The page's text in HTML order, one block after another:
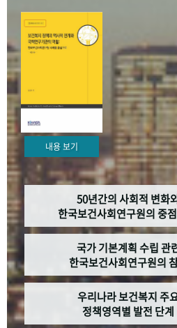
성과 50선 숫자로 보는 50년
세계와 함께 한 KIHASA
VR 역사관
내용 보기
50년간의 사회적 변화
한국보건사회연구원의 중
국가 기본계획 수립 관
한국보건사회연구원의
우리나라 보건복지 주
정책영역별 발전 단계